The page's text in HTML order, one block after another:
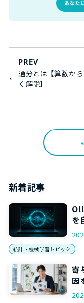
PREV
通分とは【算数か
く解説】
新着記事
を
統計・機械学習トピック
寄
因